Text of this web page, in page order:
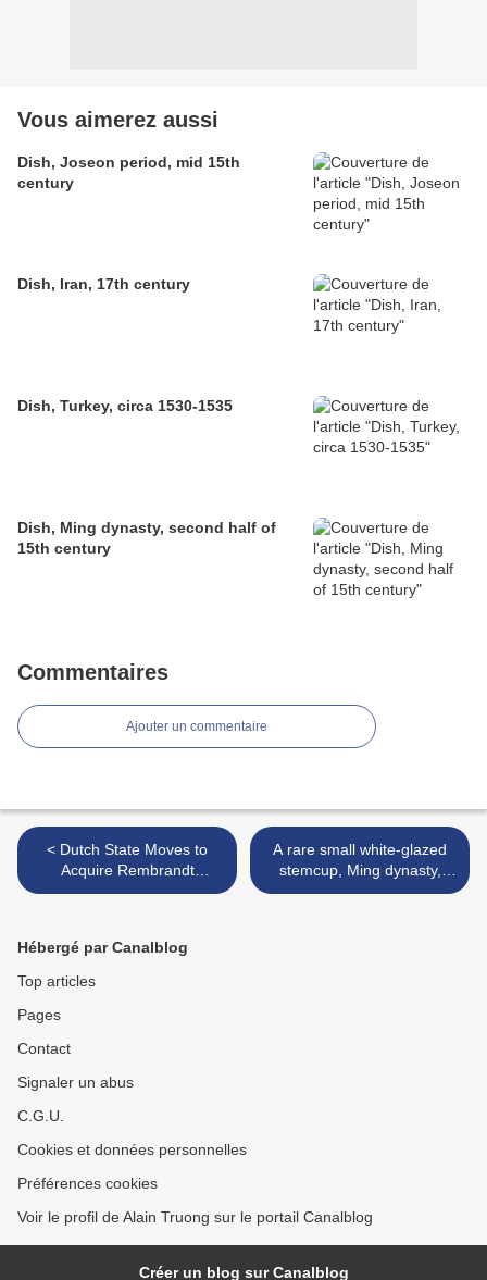
Vous aimerez aussi
Dish, Joseon period, mid 15th
century
Dish, Iran, 17th century
Dish, Turkey, circa 1530-1535
Dish, Ming dynasty, second half of
15th century
Commentaires
Ajouter un commentaire
< Dutch State Moves to
Acquire Rembrandt
Masterpiece from
A rare small white-glazed
stemcup, Ming dynasty,
Wanli period (1573-1620) >
Hébergé par Canalblog
Top articles
Pages
Contact
Signaler un abus
C.G.U.
Cookies et données personnelles
Préférences cookies
Voir le profil de Alain Truong sur le portail Canalblog
Créer un blog sur Canalblog